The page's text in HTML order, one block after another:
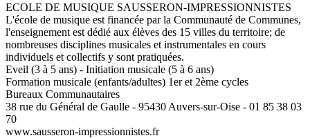
ECOLE DE MUSIQUE SAUSSERON-IMPRESSIONNISTES
L'école de musique est financée par la Communauté de Communes,
l'enseignement est dédié aux élèves des 15 villes du territoire; de
nombreuses disciplines musicales et instrumentales en cours
individuels et collectifs y sont pratiquées.
Eveil (3 à 5 ans) - Initiation musicale (5 à 6 ans)
Formation musicale (enfants/adultes) 1er et 2ème cycles
Bureaux Communautaires
38 rue du Général de Gaulle - 95430 Auvers-sur-Oise - 01 85 38 03
70
www.sausseron-impressionnistes.fr